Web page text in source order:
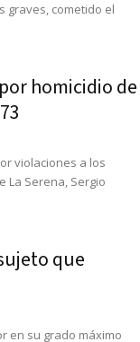
graves, cometido el
homicidio de
violaciones a los
La Serena, Sergio
que
en su grado máximo